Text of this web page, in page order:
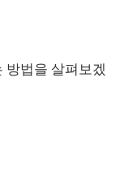
방법을 살펴보겠